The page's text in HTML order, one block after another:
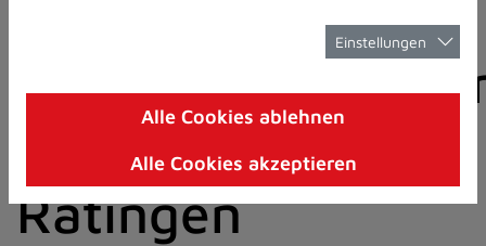
8)
I)
der Stadt
Ratingen
Einstellungen
Alle Cookies ablehnen
Alle Cookies akzeptieren